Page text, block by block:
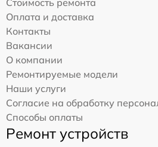
Стоимость ремонта
Оплата и доставка
Контакты
Вакансии
О компании
Ремонтируемые модели
Наши услуги
Согласие на обработку
Способы оплаты
Ремонт устройств